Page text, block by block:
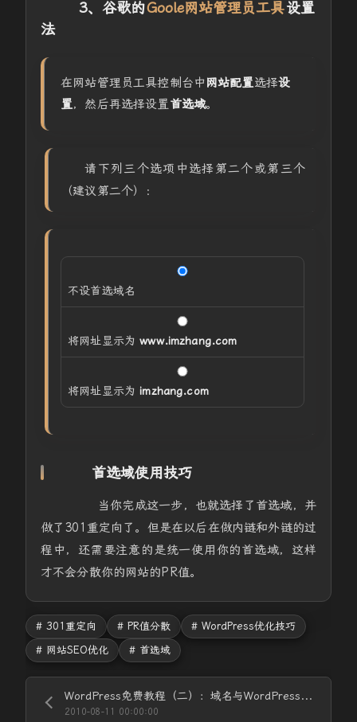
3、谷歌的Goole网站管理员工具设置
法
在网站管理员工具控制台中网站配置选择设
置，然后再选择设置首选域。
请下列三个选项中选择第二个或第三个
（建议第二个）：
不设首选域名
将网址显示为www.imzhang.com
将网址显示为imzhang.com
首选域使用技巧
当你完成这一步，也就选择了首选域，并
做了301重定向了。但是在以后在做内链和外链的过
程中，还需要注意的是统一使用你的首选域，这样
才不会分散你的网站的PR值。
# 301重定向 # PR值分散
# WordPress优化技巧
# 网站SEO优化
# 首选域
WordPress免费教程（二）：域名与WordPress空间的选择
2010-08-11 00:00:00